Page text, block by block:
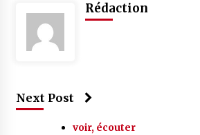
Rédaction
Next Post
voir, écouter